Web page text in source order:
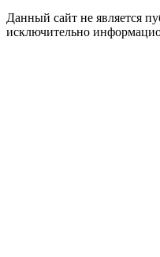
Данный сайт не является
исключительно